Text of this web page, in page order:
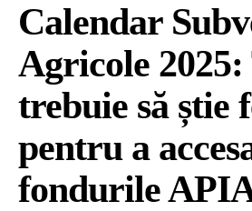
Calendar
Agricole 2025:
trebuie să știe
pentru a
fondurile